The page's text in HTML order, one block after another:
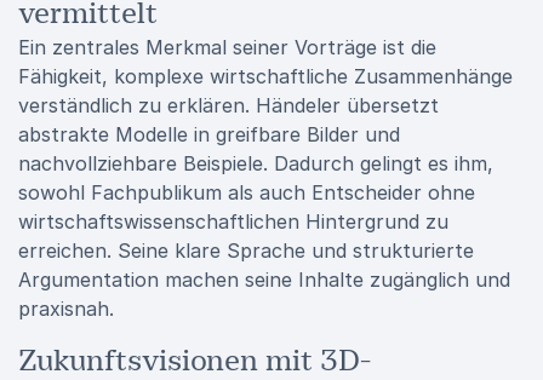
vermittelt
Ein zentrales Merkmal seiner Vorträge ist die
Fähigkeit, komplexe wirtschaftliche Zusammenhänge
verständlich zu erklären. Händeler übersetzt
abstrakte Modelle in greifbare Bilder und
nachvollziehbare Beispiele. Dadurch gelingt es ihm,
sowohl Fachpublikum als auch Entscheider ohne
wirtschaftswissenschaftlichen Hintergrund zu
erreichen. Seine klare Sprache und strukturierte
Argumentation machen seine Inhalte zugänglich und
praxisnah.
Zukunftsvisionen mit 3D-